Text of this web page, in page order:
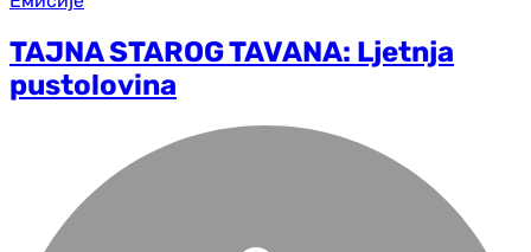
TAJNA STAROG TAVANA: Ljetnja
pustolovina